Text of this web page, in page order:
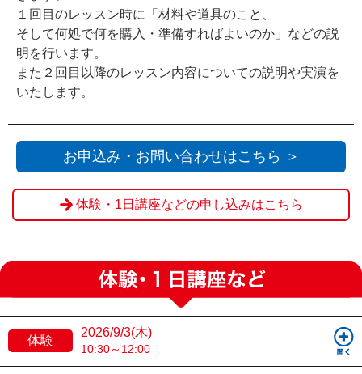
１回目のレッスン時に「材料や道具のこと、
そして何処で何を購入・準備すればよいのか」などの説
明を行います。
また２回目以降のレッスン内容についての説明や実演を
いたします。
お申込み・お問い合わせはこちら ＞
体験・1日講座などの申し込みはこちら
体験
2026/9/3(木)
10:30～12:00